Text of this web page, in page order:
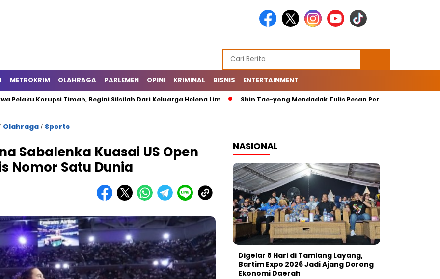
METROKRIM OLAHRAGA PARLEMEN OPINI KRIMINAL BISNIS ENTERTAINMENT
Korupsi Timah, Begini Silsilah Dari Keluarga Helena Lim Shin Tae-yong Mendadak Tulis Pesan Penting di Instagram:
Olahraga / Sports
Sabalenka Kuasai US Open
Nomor Satu Dunia
NASIONAL
Digelar 8 Hari di Tamiang Layang,
Bartim Expo 2026 Jadi Ajang Dorong
Ekonomi Daerah